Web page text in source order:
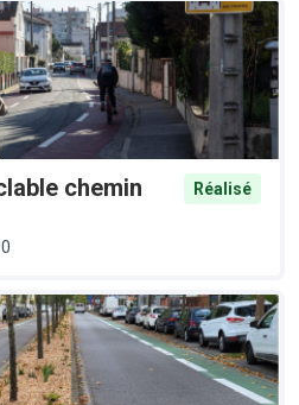
chemin
Réalisé
0